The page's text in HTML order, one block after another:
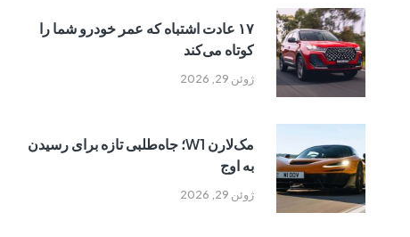
ژوئن 29, 2026
۱۷ عادت اشتباه که عمر خودرو شما را
کوتاه می‌کند
ژوئن 29, 2026
مک‌لارن W1؛ جاه‌طلبی تازه برای رسیدن
به اوج